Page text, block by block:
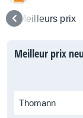
Meilleurs prix
Meilleur prix
Thomann